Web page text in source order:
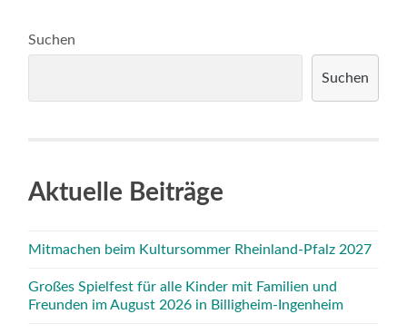
Suchen
Suchen
Aktuelle Beiträge
Mitmachen beim Kultursommer Rheinland-Pfalz 2027
Großes Spielfest für alle Kinder mit Familien und
Freunden im August 2026 in Billigheim-Ingenheim